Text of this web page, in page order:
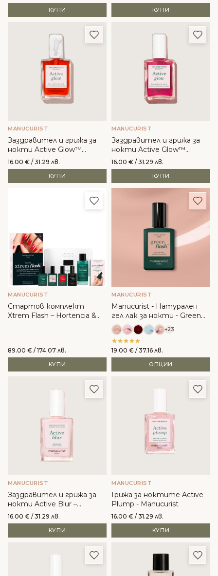
КУПИ КУПИ
Добави в любими
MANUCURIST
Заздравител и грижа за
нокти Active Glow™
Cranberry – Manucurist
16.00 € / 31.29 лв.
КУПИ
MANUCURIST
Заздравител и грижа за
нокти Active Glow™
Blueberry – Manucurist
16.00 € / 31.29 лв.
КУПИ
Добави в любими
MANUCURIST
Стартов комплект
Xtrem Flash – Hortencia &
89.00 € / 174.07 лв.
КУПИ
MANUCURIST
Manucurist - Натурален
гел лак за нокти - Green
Flash™
+23
19.00 € / 37.16 лв.
ОПЦИИ
Добави в любими
MANUCURIST
Заздравител и грижа за
нокти Active Blur –
Manucurist
16.00 € / 31.29 лв.
КУПИ
MANUCURIST
Грижа за ноктите Active
Plump - Manucurist
16.00 € / 31.29 лв.
КУПИ
Добави в любими